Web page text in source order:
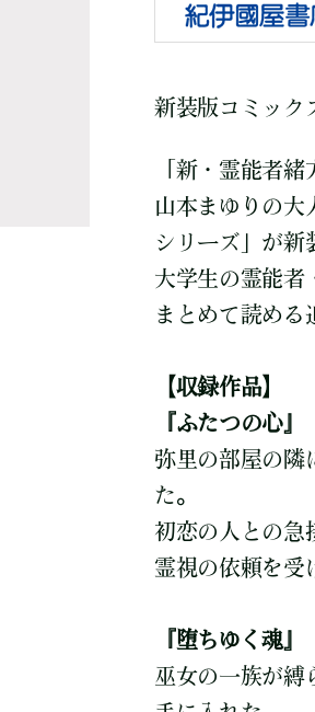
新装版コミック
「新・霊能者
山本まゆりの大
シリーズ」が新
大学生の霊能者
まとめて読める
【収録作品】
『ふたつの心』
弥里の部屋の隣
た。
初恋の人との急
霊視の依頼を受
『堕ちゆく魂』
巫女の一族が縛